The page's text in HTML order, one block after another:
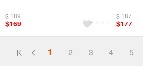
$ 189
$169
$ 187
$177
1 2 3 4 5
偏遠地區配送